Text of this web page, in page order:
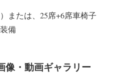
または、25席+6席車椅子
備
像・動画ギャラリー